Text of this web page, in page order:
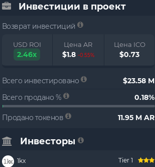
Инвестиции в проект
Возврат инвестиций
USD ROI
2.46x
Цена AR
$1.8 -0.55%
Цена ICO
$0.73
Всего инвестировано
$23.58 M
Всего продано %
0.18%
Продано токенов 11.95 M AR
Инвесторы
1kx Tier 1